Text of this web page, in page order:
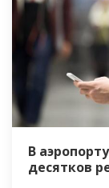
В
десятков